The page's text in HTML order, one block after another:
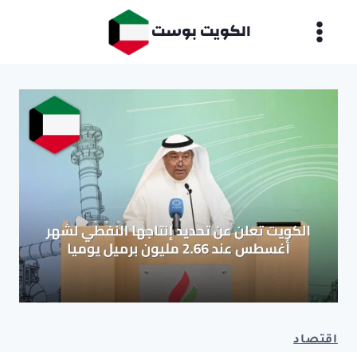
الكويت بوست
اقتصاد